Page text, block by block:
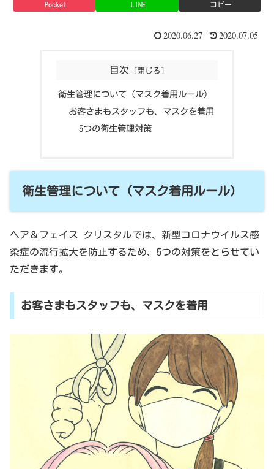
Pocket LINE コピー
2020.06.27 2020.07.05
目次
衛生管理について (マスク着用ルール)
お客さまもスタッフも、マスクを着用
5つの衛生管理対策
衛生管理について (マスク着用ルール)
ヘア＆フェイス クリスタルでは、新型コロナウイルス感
染症の流行拡大を防止するため、5つの対策をとらせてい
ただきます。
お客さまもスタッフも、マスクを着用